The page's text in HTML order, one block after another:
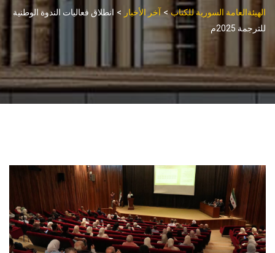
الهيئةالعامة السورية للكتاب>آخر الأخبار > انطلاق فعاليات الندوة الوطنية
للترجمة 2025م